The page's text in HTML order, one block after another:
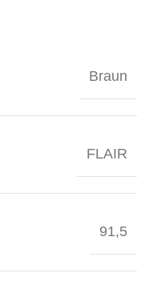
Braun
FLAIR
91,5